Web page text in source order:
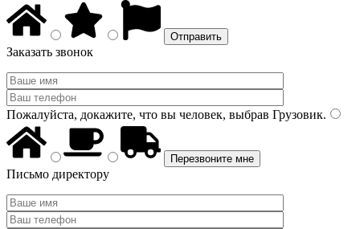
Заказать звонок
Пожалуйста, докажите, что вы человек, выбрав Грузовик.
Письмо директору